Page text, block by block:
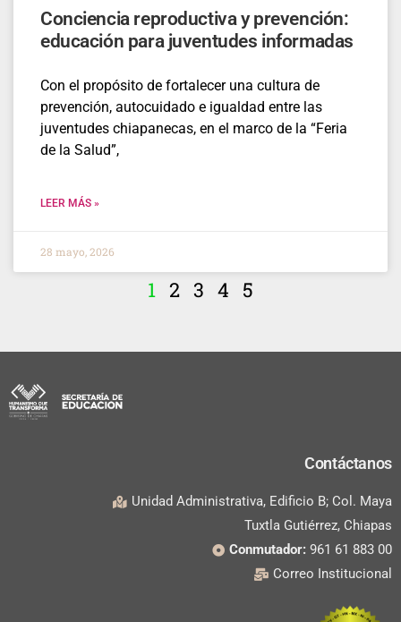
Conciencia reproductiva y prevención:
educación para juventudes informadas
Con el propósito de fortalecer una cultura de
prevención, autocuidado e igualdad entre las
juventudes chiapanecas, en el marco de la “Feria
de la Salud”,
LEER MÁS »
28 mayo, 2026
1 2 3 4 5
Contáctanos
Unidad Administrativa, Edificio B; Col. Maya
Tuxtla Gutiérrez, Chiapas
Conmutador: 961 61 883 00
Correo Institucional